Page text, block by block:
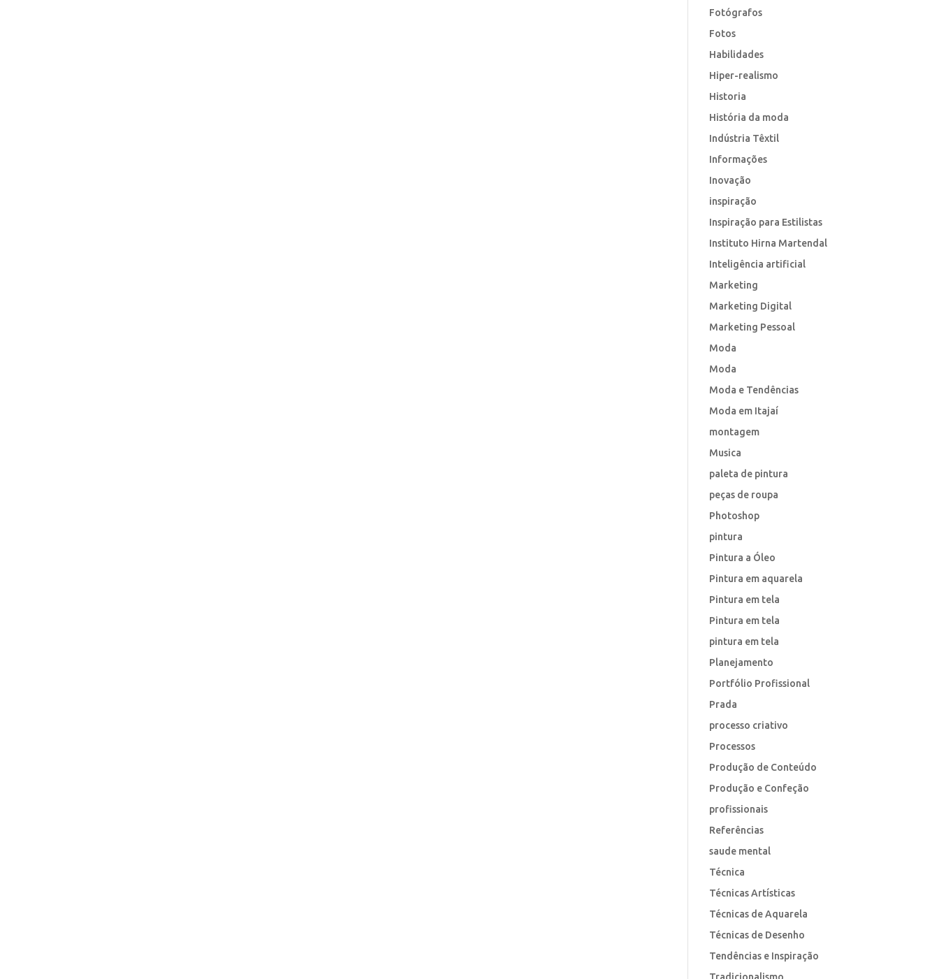
Fotógrafos
Fotos
Habilidades
Hiper-realismo
Historia
História da moda
Indústria Têxtil
Informações
Inovação
inspiração
Inspiração para Estilistas
Instituto Hirna Martendal
Inteligência artificial
Marketing
Marketing Digital
Marketing Pessoal
Moda
Moda
Moda e Tendências
Moda em Itajaí
montagem
Musica
paleta de pintura
peças de roupa
Photoshop
pintura
Pintura a Óleo
Pintura em aquarela
Pintura em tela
Pintura em tela
pintura em tela
Planejamento
Portfólio Profissional
Prada
processo criativo
Processos
Produção de Conteúdo
Produção e Confeção
profissionais
Referências
saude mental
Técnica
Técnicas Artísticas
Técnicas de Aquarela
Técnicas de Desenho
Tendências e Inspiração